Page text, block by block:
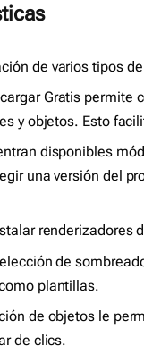
de varios tipos
Gratis permite
y objetos. Esto
disponibles
una versión del
renderizadores
de
plantillas.
de objetos le
de clics.